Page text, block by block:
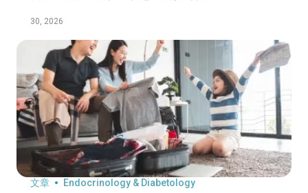
30, 2026
文章 Endocrinology & Diabetology